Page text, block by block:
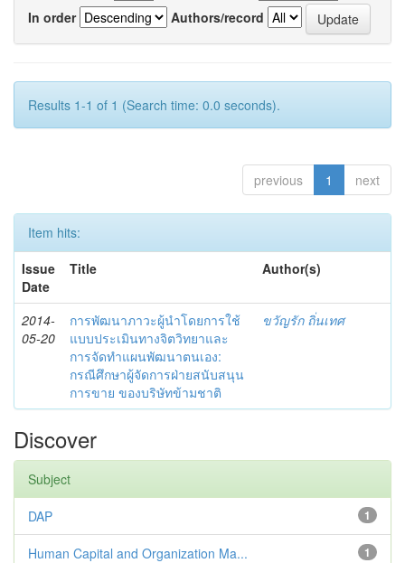
In order
Authors/record
Results 1-1 of 1 (Search time: 0.0 seconds).
previous 1 next
Item hits:
Issue
Date
Title Author(s)
2014-
05-20
การพัฒนาภาวะผู้นำโดยการใช้
แบบประเมินทางจิตวิทยาและ
การจัดทำแผนพัฒนาตนเอง:
กรณีศึกษาผู้จัดการฝ่ายสนับสนุน
การขาย ของบริษัทข้ามชาติ
ขวัญรัก ถิ่นเทศ
Discover
Subject
1
DAP
1
Human Capital and Organization Ma...